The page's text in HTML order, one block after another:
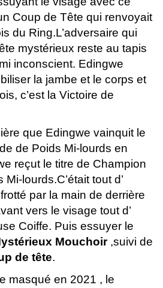
Coup de Tête qui renvoyait
du Ring.L’adversaire qui
mystérieux reste au tapis
inconscient. Edingwe
la jambe et le corps et
c’est la Victoire de
que Edingwe vainquit le
de Poids Mi-lourds en
reçut le titre de Champion
lourds.C’était tout d’
par la main de derrière
vers le visage tout d’
Coiffe. Puis essuyer le
Mouchoir,suivi de
de tête.
masqué en 2021 , le